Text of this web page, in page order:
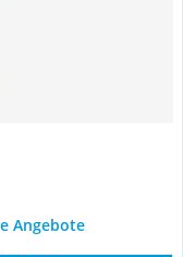
Angebote